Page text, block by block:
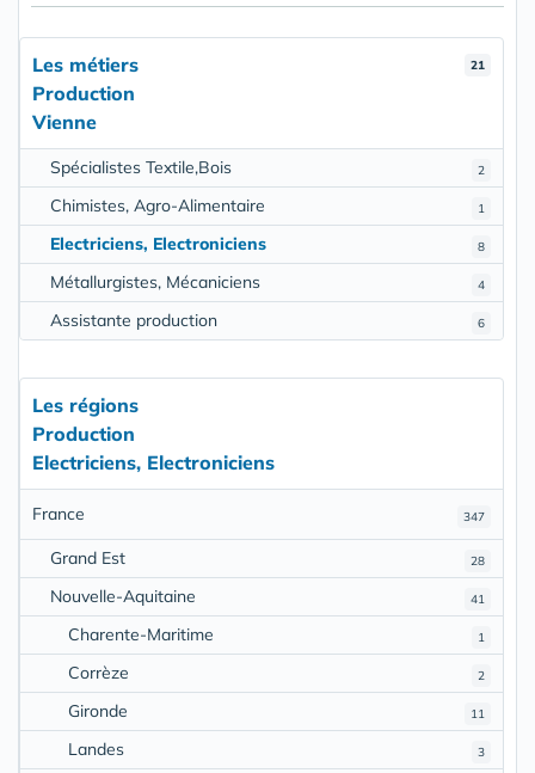
21
Les métiers
Production
Vienne
2
Spécialistes Textile,Bois
1
Chimistes, Agro-Alimentaire
8
Electriciens, Electroniciens
4
Métallurgistes, Mécaniciens
6
Assistante production
Les régions
Production
Electriciens, Electroniciens
347
France
28
Grand Est
41
Nouvelle-Aquitaine
1
Charente-Maritime
2
Corrèze
11
Gironde
3
Landes